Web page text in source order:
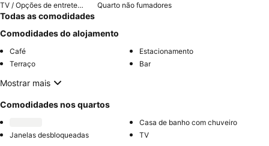
TV / Opções de entretenimento Quarto não fumadores
Todas as comodidades
Comodidades do alojamento
Café
Estacionamento
Terraço
Bar
Mostrar mais
Comodidades nos quartos
Casa de banho com chuveiro
Janelas desbloqueadas
TV